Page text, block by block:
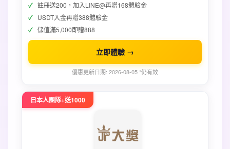
註冊送200，加入LINE@再贈168體驗金
USDT入金再贈388體驗金
儲值滿5,000即贈888
立即體驗 →
優惠更新日期: 2026-08-05 *仍有效
日本人團隊+送1000